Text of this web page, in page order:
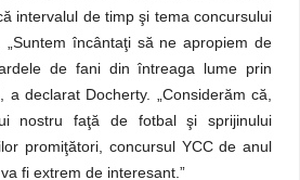
intervalul de timp şi tema concursului
„Suntem încântaţi să ne apropiem de
de fani din întreaga lume prin
a declarat Docherty. „Considerăm că,
nostru faţă de fotbal şi sprijinului
promiţători, concursul YCC de anul
fi extrem de interesant.”